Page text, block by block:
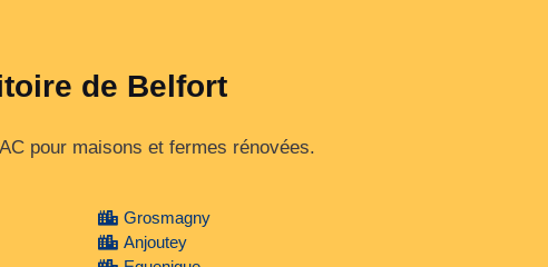
de Belfort
pour maisons et fermes rénovées.
Grosmagny
Anjoutey